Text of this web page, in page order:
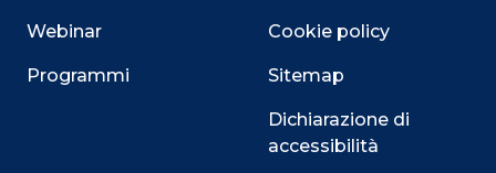
Webinar
Programmi
Cookie policy
Sitemap
Dichiarazione di
accessibilità